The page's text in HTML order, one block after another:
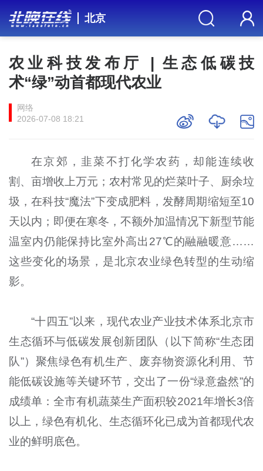
北京
农业科技发布厅 | 生态低碳技
术“绿”动首都现代农业
网络
2026-07-08 18:21
在京郊，韭菜不打化学农药，却能连续收
割、亩增收上万元；农村常见的烂菜叶子、厨余垃
圾，在科技“魔法”下变成肥料，发酵周期缩短至10
天以内；即便在寒冬，不额外加温情况下新型节能
温室内仍能保持比室外高出27℃的融融暖意……
这些变化的场景，是北京农业绿色转型的生动缩
影。
“十四五”以来，现代农业产业技术体系北京市
生态循环与低碳发展创新团队（以下简称“生态团
队”）聚焦绿色有机生产、废弃物资源化利用、节
能低碳设施等关键环节，交出了一份“绿意盎然”的
成绩单：全市有机蔬菜生产面积较2021年增长3倍
以上，绿色有机化、生态循环化已成为首都现代农
业的鲜明底色。